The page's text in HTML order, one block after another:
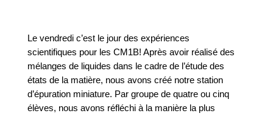
Le vendredi c’est le jour des expériences
scientifiques pour les CM1B! Après avoir réalisé des
mélanges de liquides dans le cadre de l’étude des
états de la matière, nous avons créé notre station
d’épuration miniature. Par groupe de quatre ou cinq
élèves, nous avons réfléchi à la manière la plus